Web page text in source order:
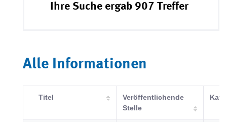
Ihre Suche ergab 907 Treffer
Alle Informationen
Titel
Veröffentlichende
Stelle